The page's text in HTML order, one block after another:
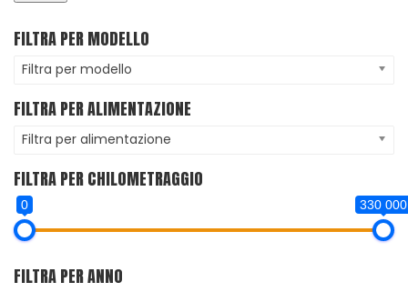
FILTRA PER MODELLO
Filtra per modello
FILTRA PER ALIMENTAZIONE
Filtra per alimentazione
FILTRA PER CHILOMETRAGGIO
0 330 000
FILTRA PER ANNO